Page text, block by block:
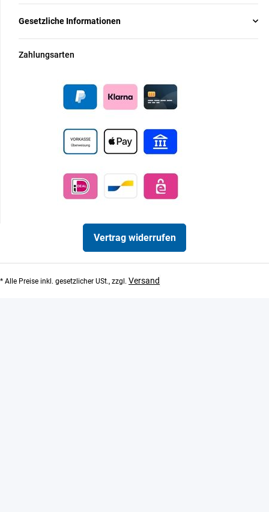
Gesetzliche Informationen
Zahlungsarten
Vertrag widerrufen
* Alle Preise inkl. gesetzlicher USt., zzgl. Versand